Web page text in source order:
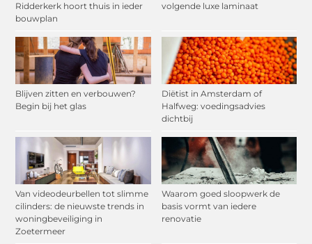
Ridderkerk hoort thuis in ieder
bouwplan
volgende luxe laminaat
Blijven zitten en verbouwen?
Begin bij het glas
Diëtist in Amsterdam of
Halfweg: voedingsadvies
dichtbij
Van videodeurbellen tot slimme
cilinders: de nieuwste trends in
woningbeveiliging in
Zoetermeer
Waarom goed sloopwerk de
basis vormt van iedere
renovatie